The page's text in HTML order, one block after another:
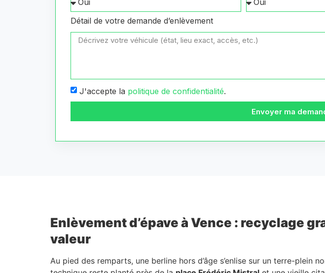
Détail de votre demande d’enlèvement
J'accepte la politique de confidentialité.
Envoyer ma
Enlèvement d’épave à Vence : recyclage
valeur
Au pied des remparts, une berline hors d’âge s’enlise sur un terre-plein